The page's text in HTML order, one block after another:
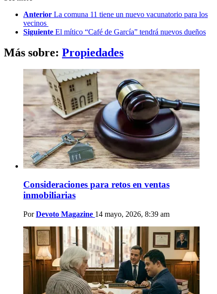
Anterior La comuna 11 tiene un nuevo vacunatorio para los
vecinos
Siguiente El mítico “Café de García” tendrá nuevos dueños
Más sobre: Propiedades
Consideraciones para retos en ventas
inmobiliarias
Por Devoto Magazine 14 mayo, 2026, 8:39 am